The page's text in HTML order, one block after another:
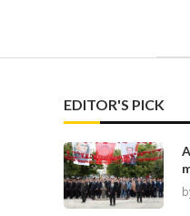
EDITOR'S PICK